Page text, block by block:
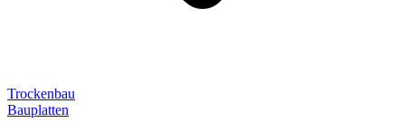
Trockenbau
Bauplatten